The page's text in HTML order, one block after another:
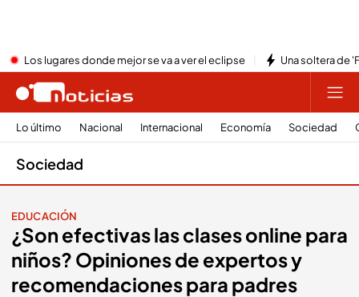
Los lugares donde mejor se va a ver el eclipse Una soltera de
Lo último Nacional Internacional Economía Sociedad
Sociedad
EDUCACIÓN
¿Son efectivas las clases online para
niños? Opiniones de expertos y
recomendaciones para padres